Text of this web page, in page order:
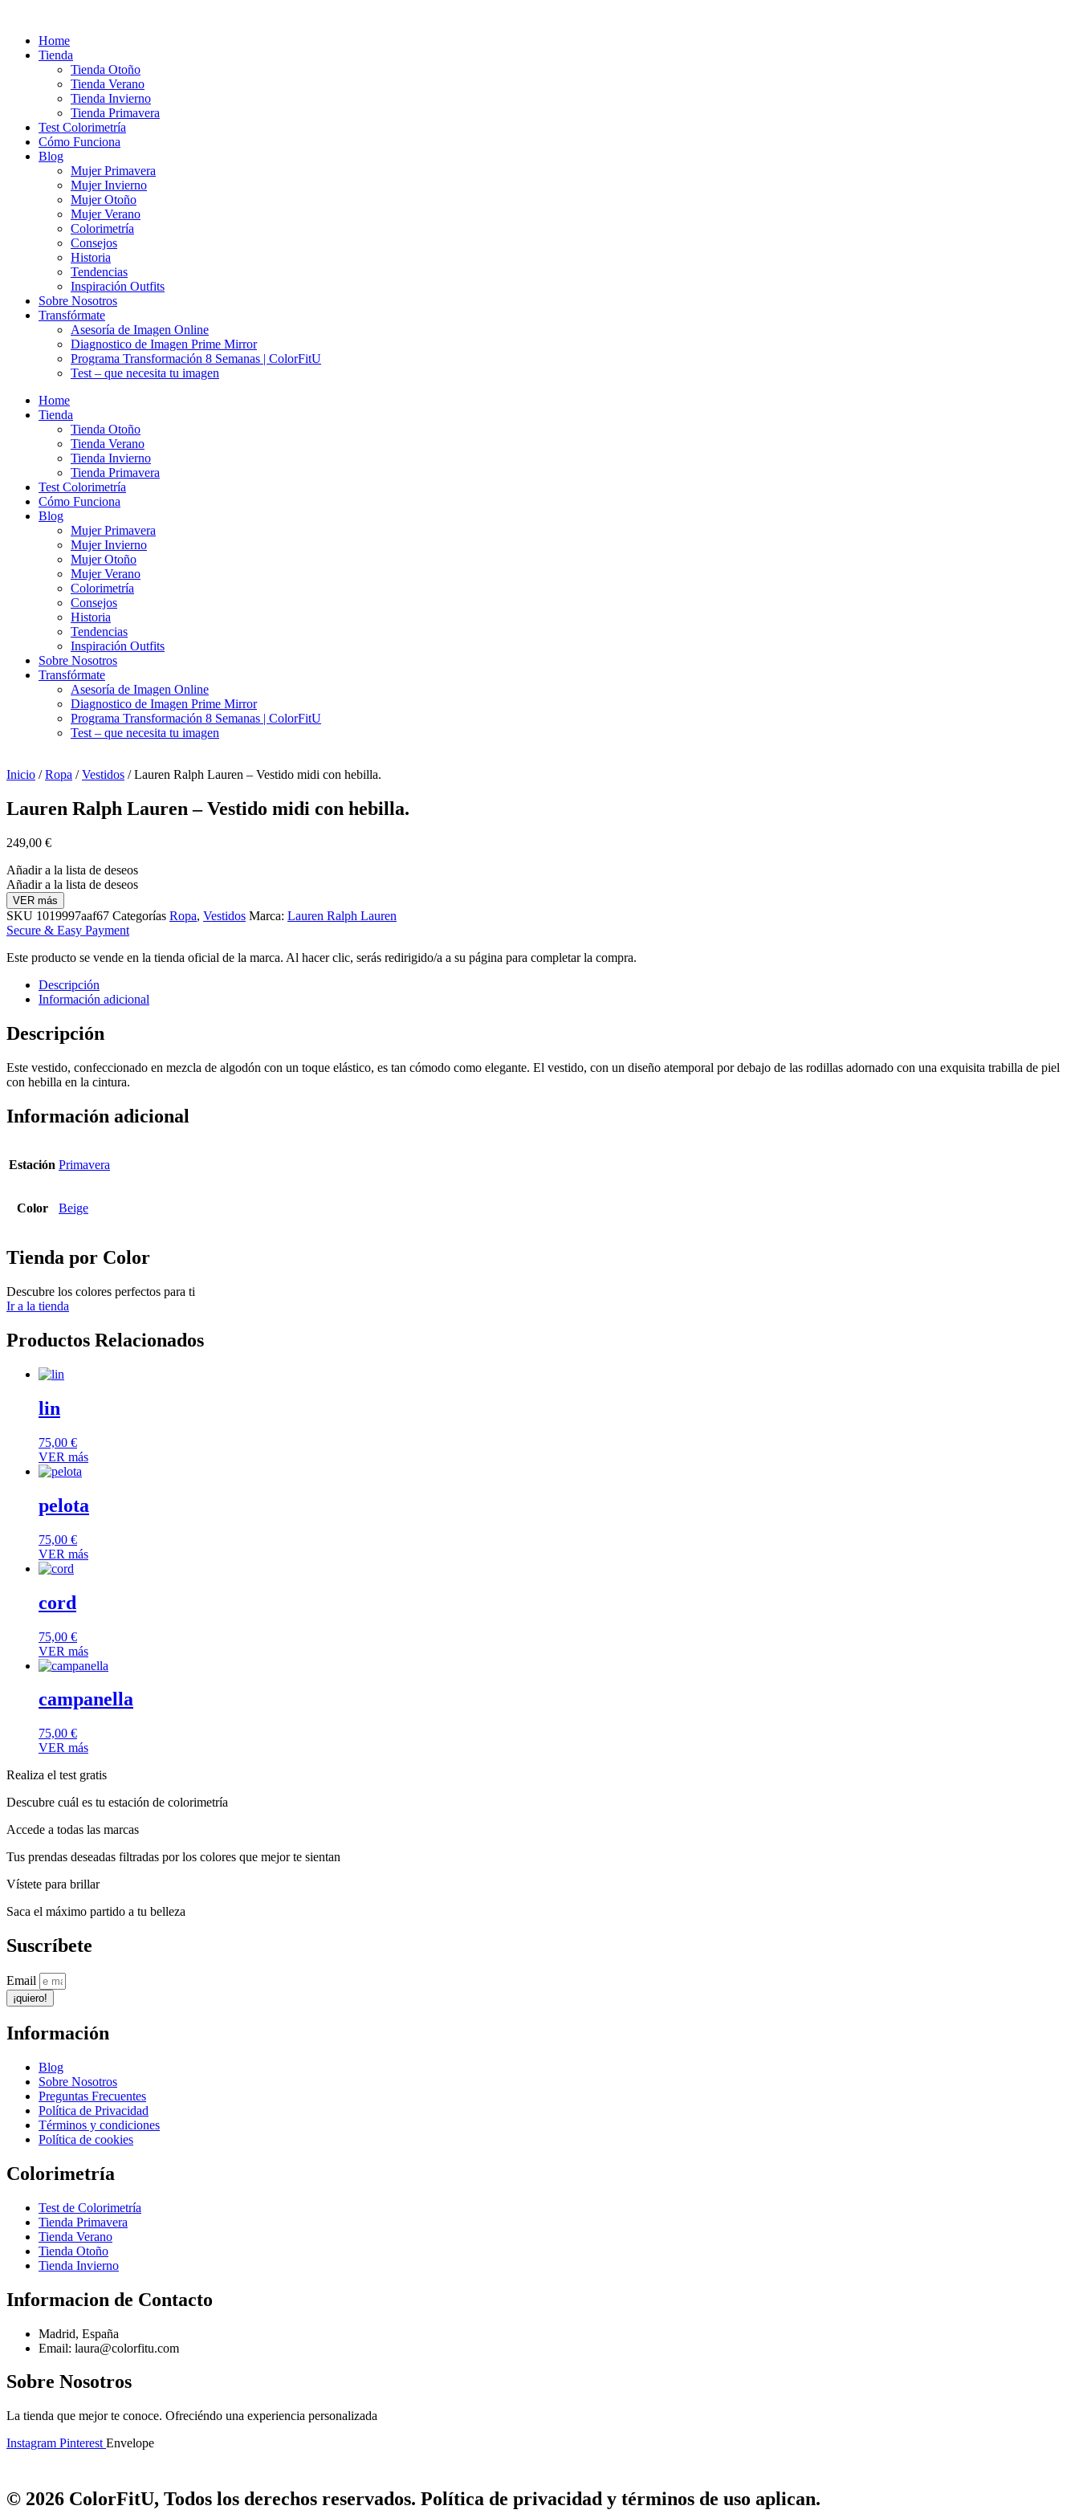
contenidoHome
Tienda
Tienda Otoño
Tienda Verano
Tienda Invierno
Tienda Primavera
Test Colorimetría
Cómo Funciona
Blog
Mujer Primavera
Mujer Invierno
Mujer Otoño
Mujer Verano
Colorimetría
Consejos
Historia
Tendencias
Inspiración Outfits
Sobre Nosotros
Transfórmate
Asesoría de Imagen Online
Diagnostico de Imagen Prime Mirror
Programa Transformación 8 Semanas | ColorFitU
Test – que necesita tu imagen
Home
Tienda
Tienda Otoño
Tienda Verano
Tienda Invierno
Tienda Primavera
Test Colorimetría
Cómo Funciona
Blog
Mujer Primavera
Mujer Invierno
Mujer Otoño
Mujer Verano
Colorimetría
Consejos
Historia
Tendencias
Inspiración Outfits
Sobre Nosotros
Transfórmate
Asesoría de Imagen Online
Diagnostico de Imagen Prime Mirror
Programa Transformación 8 Semanas | ColorFitU
Test – que necesita tu imagen
Inicio /Ropa /Vestidos / Lauren Ralph Lauren – Vestido midi con hebilla.
Lauren Ralph Lauren – Vestido midi con hebilla.
249,00 €
Añadir a la lista de deseos
Añadir a la lista de deseos
VER más
SKU 1019997aaf67 Categorías Ropa, Vestidos Marca: Lauren Ralph Lauren
Secure & Easy Payment
Este producto se vende en la tienda oficial de la marca. Al hacer clic, serás redirigido/a a su página para completar la compra.
Descripción
Información adicional
Descripción
Este vestido, confeccionado en mezcla de algodón con un toque elástico, es tan cómodo como elegante. El vestido, con un diseño atemporal por debajo de las rodillas adornado con una exquisita trabilla de piel
con hebilla en la cintura.
Información adicional
Estación Primavera
Color Beige
Tienda por Color
Descubre los colores perfectos para ti
Ir a la tienda
Productos Relacionados
lin
75,00 €
VER más
pelota
75,00 €
VER más
cord
75,00 €
VER más
campanella
75,00 €
VER más
Realiza el test gratis
Descubre cuál es tu estación de colorimetría
Accede a todas las marcas
Tus prendas deseadas filtradas por los colores que mejor te sientan
Vístete para brillar
Saca el máximo partido a tu belleza
Suscríbete
Email
¡quiero!
Información
Blog
Sobre Nosotros
Preguntas Frecuentes
Política de Privacidad
Términos y condiciones
Política de cookies
Colorimetría
Test de Colorimetría
Tienda Primavera
Tienda Verano
Tienda Otoño
Tienda Invierno
Informacion de Contacto
Madrid, España
Email: laura@colorfitu.com
Sobre Nosotros
La tienda que mejor te conoce. Ofreciéndo una experiencia personalizada
Instagram Pinterest Envelope
© 2026 ColorFitU, Todos los derechos reservados. Política de privacidad y términos de uso aplican.